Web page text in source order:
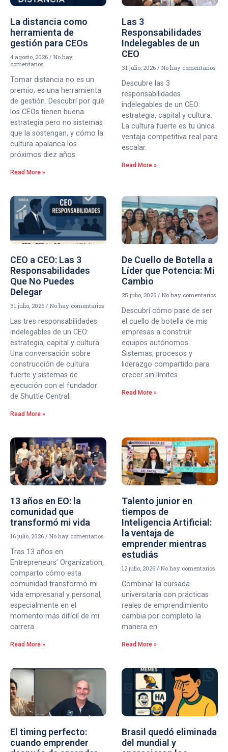
La distancia como
herramienta de
gestión para CEOs
4 agosto, 2026
No hay
comentarios
Tomar distancia no es un
premio, es una herramienta
de gestión. Descubrí por qué
los CEOs tienen buena
estrategia pero no sistemas
que la sostengan, y cómo la
cultura apalanca los
próximos diez años.
Read More »
Las 3
Responsabilidades
Indelegables de un
CEO
31 julio, 2026 No hay comentarios
Descubre las 3
responsabilidades
indelegables de un CEO:
estrategia, capital y cultura.
La cultura fuerte es tu única
ventaja competitiva real para
escalar.
Read More »
CEO a CEO: Las 3
Responsabilidades
Que No Puedes
Delegar
31 julio, 2026 No hay comentarios
Las tres responsabilidades
indelegables de un CEO:
estrategia, capital y cultura.
Una conversación sobre
construcción de cultura
fuerte y sistemas de
ejecución con el fundador
de Shuttle Central.
Read More »
De Cuello de Botella a
Líder que Potencia: Mi
Cambio
25 julio, 2026 No hay comentarios
Descubrí cómo pasé de ser
el cuello de botella de mis
empresas a construir
equipos autónomos.
Sistemas, procesos y
liderazgo compartido para
crecer sin límites.
Read More »
13 años en EO: la
comunidad que
transformó mi vida
16 julio, 2026 No hay comentarios
Tras 13 años en
Entrepreneurs’ Organization,
comparto cómo esta
comunidad transformó mi
vida empresarial y personal,
especialmente en el
momento más difícil de mi
carrera.
Read More »
Talento junior en
tiempos de
Inteligencia Artificial:
la ventaja de
emprender mientras
estudiás
12 julio, 2026 No hay comentarios
Combinar la cursada
universitaria con prácticas
reales de emprendimiento
cambia por completo la
manera en
Read More »
El timing perfecto:
cuando emprender
Brasil quedó eliminada
del mundial y